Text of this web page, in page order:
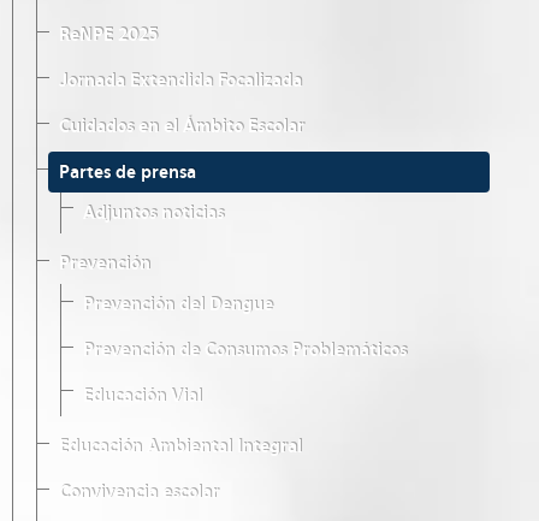
ReNPE 2025
Jornada Extendida Focalizada
Cuidados en el Ámbito Escolar
Partes de prensa
Adjuntos noticias
Prevención
Prevención del Dengue
Prevención de Consumos Problemáticos
Educación Vial
Educación Ambiental Integral
Convivencia escolar